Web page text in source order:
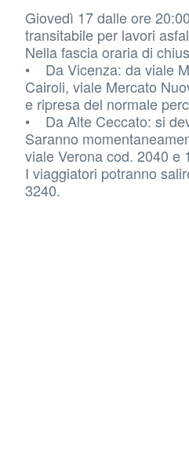
Giovedì 17 dalle ore
transitabile per lavori
Nella fascia oraria di
• Da Vicenza: da viale
Cairoli, viale Mercato
e ripresa del normale
• Da Alte Ceccato: si
Saranno
viale Verona cod. 2040 e
I viaggiatori potranno
3240.